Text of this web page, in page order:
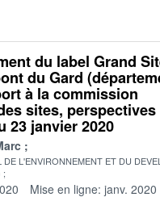
du label Grand
du Gard
à la commission
sites, perspectives
23 janvier 2020
L'ENVIRONNEMENT ET DU
Mise en ligne: janv. 2020